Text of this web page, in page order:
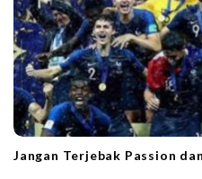
Jangan Terjebak Passion